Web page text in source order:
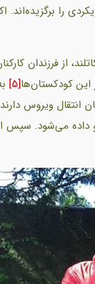
را برگزیده‌اند.
از فرزندان
این کودکستان‌ها[5]
انتقال ویروس
می‌شود. سپس از